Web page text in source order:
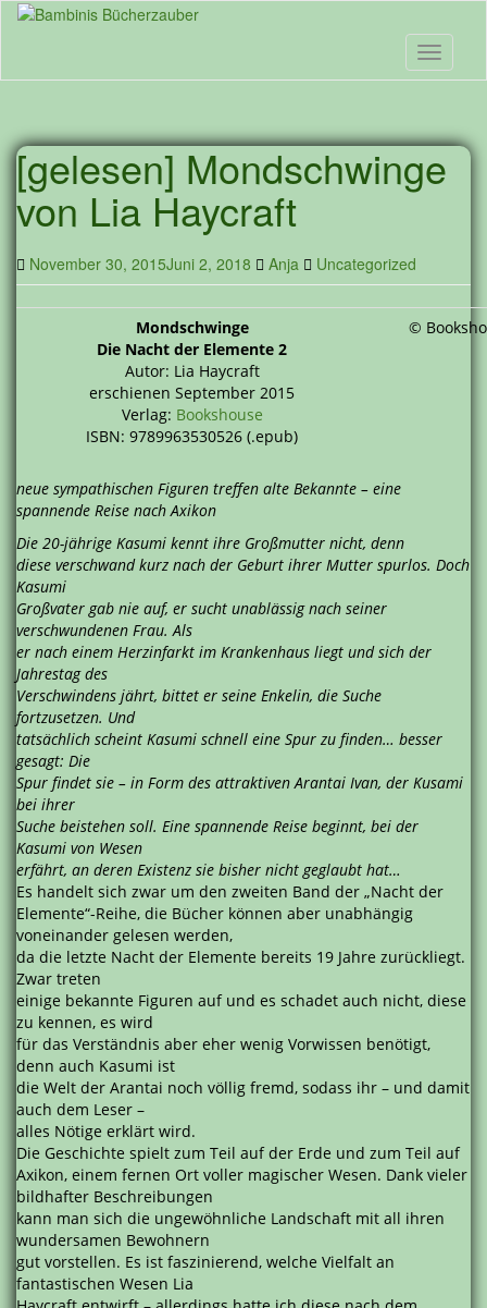
Skip
content
Toggle
[gelesen] Mondschwinge
von Lia Haycraft
November 30, 2015Juni 2, 2018 Anja Uncategorized
Mondschwinge
Die Nacht der Elemente 2
Autor: Lia Haycraft
erschienen September 2015
Verlag: Bookshouse
ISBN: 9789963530526 (.epub)
©
neue sympathischen Figuren treffen alte Bekannte – eine
spannende Reise nach Axikon
Die 20-jährige Kasumi kennt ihre Großmutter nicht, denn
diese verschwand kurz nach der Geburt ihrer Mutter spurlos. Doch
Kasumi
Großvater gab nie auf, er sucht unablässig nach seiner
verschwundenen Frau. Als
er nach einem Herzinfarkt im Krankenhaus liegt und sich der
Jahrestag des
Verschwindens jährt, bittet er seine Enkelin, die Suche
fortzusetzen. Und
tatsächlich scheint Kasumi schnell eine Spur zu finden… besser
gesagt: Die
Spur findet sie – in Form des attraktiven Arantai Ivan, der Kusami
bei ihrer
Suche beistehen soll. Eine spannende Reise beginnt, bei der
Kasumi von Wesen
erfährt, an deren Existenz sie bisher nicht geglaubt hat…
Es handelt sich zwar um den zweiten Band der „Nacht der
Elemente“-Reihe, die Bücher können aber unabhängig
voneinander gelesen werden,
da die letzte Nacht der Elemente bereits 19 Jahre zurückliegt.
Zwar treten
einige bekannte Figuren auf und es schadet auch nicht, diese
zu kennen, es wird
für das Verständnis aber eher wenig Vorwissen benötigt,
denn auch Kasumi ist
die Welt der Arantai noch völlig fremd, sodass ihr – und damit
auch dem Leser –
alles Nötige erklärt wird.
Die Geschichte spielt zum Teil auf der Erde und zum Teil auf
Axikon, einem fernen Ort voller magischer Wesen. Dank vieler
bildhafter Beschreibungen
kann man sich die ungewöhnliche Landschaft mit all ihren
wundersamen Bewohnern
gut vorstellen. Es ist faszinierend, welche Vielfalt an
fantastischen Wesen Lia